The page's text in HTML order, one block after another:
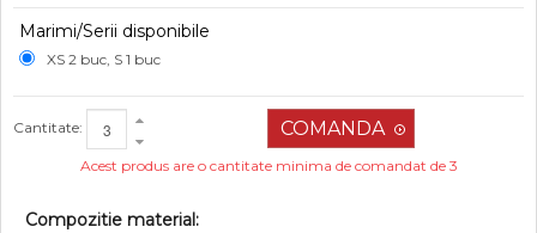
Marimi/Serii disponibile
XS 2 buc, S 1 buc
Cantitate:
Acest produs are o cantitate minima de comandat de 3
Compozitie material: